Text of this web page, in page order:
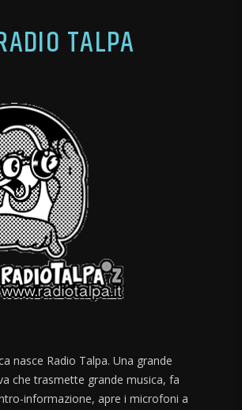
TALPA
nasce Radio Talpa. Una grande
che trasmette grande musica, fa
informazione, apre i microfoni a